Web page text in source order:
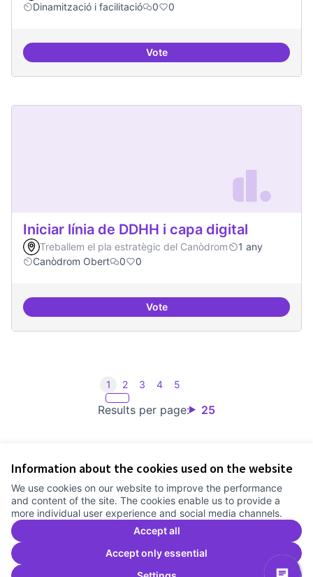
Information about the cookies used on the website
We use cookies on our website to improve the performance
and content of the site. The cookies enable us to provide a
more individual user experience and social media channels.
Accept all
Accept only essential
Dinamització i facilitació
0 0
VoteTrobades democràtiques
Iniciar línia de DDHH i capa digital
Treballem el pla estratègic del Canòdrom
1 any
Canòdrom Obert
0 0
VoteIniciar línia de DDHH i capa
Results per page: 25
1 2 3 4 5
Cookie settings
Comunitat Canòdrom at Facebook
(External link)
Comunitat Canòdrom at Instagram
(External link)
Comunitat Canòdrom at YouTube
(External link)
English
Triar la llenguaElegir el idiomaChoose language